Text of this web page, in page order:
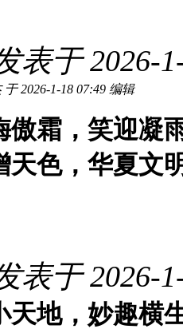
表于 2026-
2026-1-18 07:49 编辑
傲霜，笑迎凝
天色，华夏文
表于 2026-
天地，妙趣横